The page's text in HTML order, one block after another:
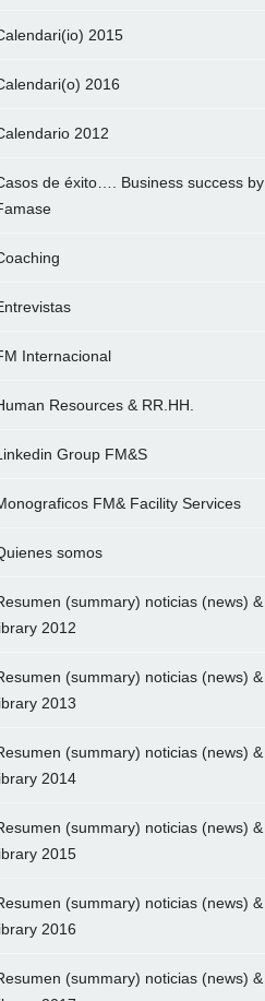
2015
2016
2012
de éxito…. Business success by
Internacional
Resources & RR.HH.
Group FM&S
FM& Facility Services
somos
(summary) noticias (news) &
2012
(summary) noticias (news) &
2013
(summary) noticias (news) &
2014
(summary) noticias (news) &
2015
(summary) noticias (news) &
2016
(summary) noticias (news) &